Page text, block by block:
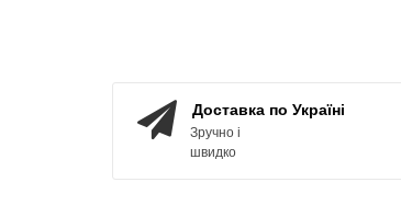
Доставка по Україні
Зручно і
швидко